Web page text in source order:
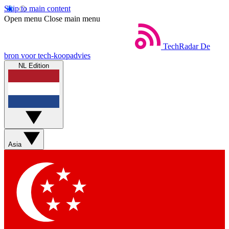
Skip to main content
Open menu Close main menu
TechRadar De
bron voor tech-koopadvies
NL Edition
Asia